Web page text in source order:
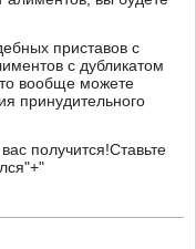
приставов с
с дубликатом
вообще можете
принудительного
получится!Ставьте